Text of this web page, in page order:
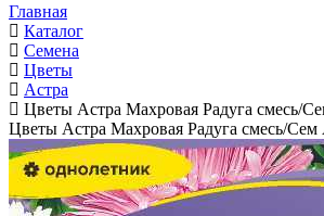
Главная
Каталог
Семена
Цветы
Астра
Цветы Астра Махровая Радуга смесь/
Цветы Астра Махровая Радуга смесь/Сем